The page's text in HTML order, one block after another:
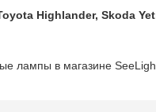
Highlander, Skoda
лампы в магазине